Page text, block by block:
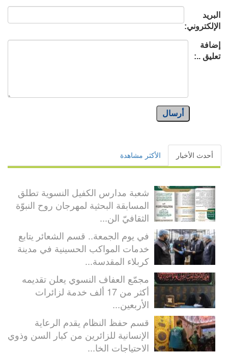
البريد
الإلكتروني:
إضافة
تعليق ..:
أرسال
أحدث الأخبار الأكثر مشاهدة
شعبة مدارس الكفيل النسوية تطلق
المسابقة البحثية لمهرجان روح النبوّة
الثقافيّ الن...
في يوم الجمعة.. قسم الشعائر يتابع
خدمات المواكب الحسينية في مدينة
كربلاء المقدسة...
مجمّع العفاف النسوي يعلن تقديمه
أكثر من 17 ألف خدمة لزائرات
الأربعين...
قسم حفظ النظام يقدم الرعاية
الإنسانية للزائرين من كبار السن وذوي
الاحتياجات الخا...